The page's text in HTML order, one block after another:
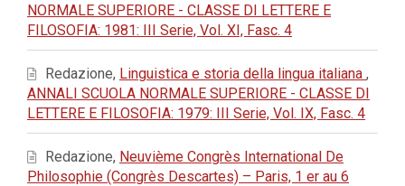
NORMALE SUPERIORE - CLASSE DI LETTERE E
FILOSOFIA: 1981: III Serie, Vol. XI, Fasc. 4
Redazione, Linguistica e storia della lingua italiana ,
ANNALI SCUOLA NORMALE SUPERIORE - CLASSE DI
LETTERE E FILOSOFIA: 1979: III Serie, Vol. IX, Fasc. 4
Redazione, Neuvième Congrès International De
Philosophie (Congrès Descartes) – Paris, 1 er au 6